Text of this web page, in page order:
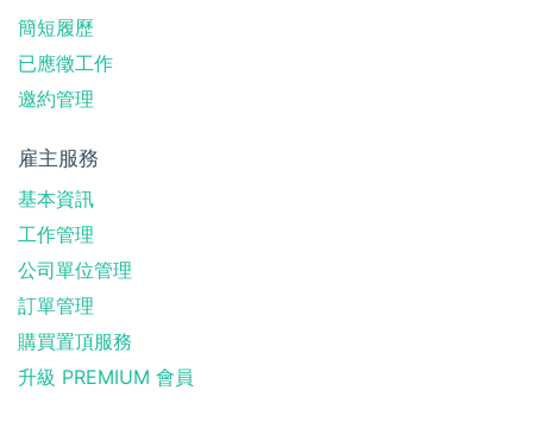
簡短履歷
已應徵工作
邀約管理
雇主服務
基本資訊
工作管理
公司單位管理
訂單管理
購買置頂服務
升級 PREMIUM 會員